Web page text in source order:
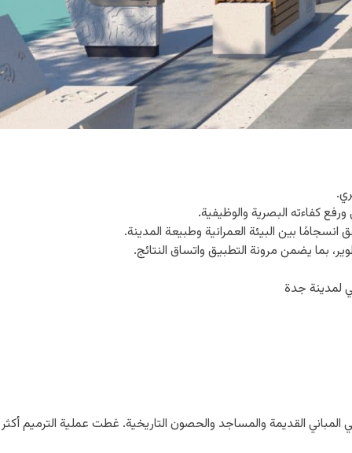
كفاءته البصرية والوظيفية.
بين البيئة العمرانية وطبيعة المدينة.
بما يضمن مرونة التطبيق واتساق النتائج.
لمدينة جدة
المباني القديمة والمساجد والحصون التاريخية. غطت عملية الترميم أكثر